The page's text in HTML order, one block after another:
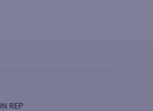
REP